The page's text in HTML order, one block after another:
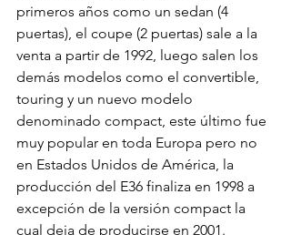
primeros años como un sedan (4
puertas), el coupe (2 puertas) sale a la
venta a partir de 1992, luego salen los
demás modelos como el convertible,
touring y un nuevo modelo
denominado compact, este último fue
muy popular en toda Europa pero no
en Estados Unidos de América, la
producción del E36 finaliza en 1998 a
excepción de la versión compact la
cual deja de producirse en 2001.